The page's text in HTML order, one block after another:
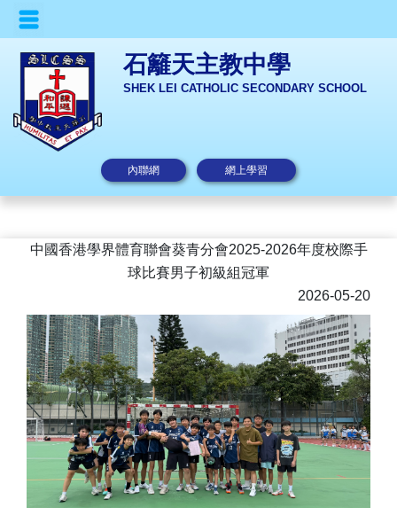
石籬天主教中學
SHEK LEI CATHOLIC SECONDARY SCHOOL
內聯網 網上學習
中國香港學界體育聯會葵青分會2025-2026年度校際手
球比賽男子初級組冠軍
2026-05-20